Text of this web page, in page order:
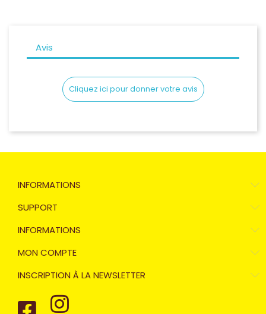
Avis
Cliquez ici pour donner votre avis
INFORMATIONS
SUPPORT
INFORMATIONS
MON COMPTE
INSCRIPTION À LA NEWSLETTER